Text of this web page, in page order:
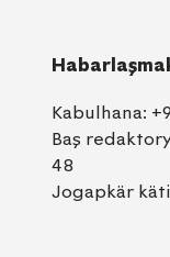
Kabulhana:
Baş
48
Jogapkär